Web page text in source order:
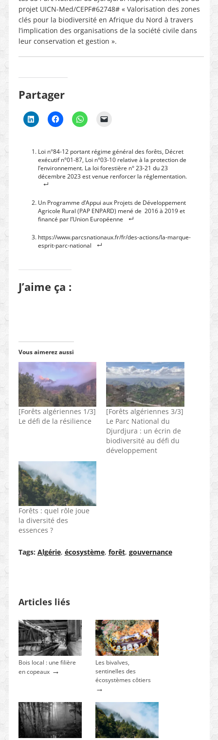
projet UICN-Med/CEPF#62748# « Valorisation des zones
clés pour la biodiversité en Afrique du Nord à travers
l’implication des organisations de la société civile dans
leur conservation et gestion ».
Partager
Loi n°84-12 portant régime général des forêts, Décret
exécutif n°01-87, Loi n°03-10 relative à la protection de
l’environnement. La loi forestière n° 23-21 du 23
décembre 2023 est venue renforcer la réglementation.
Un Programme d’Appui aux Projets de Développement
Agricole Rural (PAP ENPARD) mené de 2016 à 2019 et
financé par l’Union Européenne
https://www.parcsnationaux.fr/fr/des-actions/la-marque-
esprit-parc-national
J’aime ça :
Vous aimerez aussi
[Forêts algériennes 1/3]
Le défi de la résilience
[Forêts algériennes 3/3]
Le Parc National du
Djurdjura : un écrin de
biodiversité au défi du
développement
Forêts : quel rôle joue
la diversité des
essences ?
Tags: Algérie, écosystème, forêt, gouvernance
Articles liés
Bois local : une filière
en copeaux→
Les bivalves,
sentinelles des
écosystèmes côtiers
→